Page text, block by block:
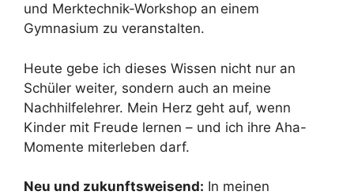
und Merktechnik-Workshop an einem
Gymnasium zu veranstalten.
Heute gebe ich dieses Wissen nicht nur an
Schüler weiter, sondern auch an meine
Nachhilfelehrer. Mein Herz geht auf, wenn
Kinder mit Freude lernen – und ich ihre Aha-
Momente miterleben darf.
Neu und zukunftsweisend: In meinen